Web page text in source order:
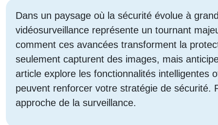
Dans un paysage où la sécurité évolue à
vidéosurveillance représente un tournant
comment ces avancées transforment la
seulement capturent des images, mais
article explore les fonctionnalités intelligentes
peuvent renforcer votre stratégie de sécurité.
approche de la surveillance.